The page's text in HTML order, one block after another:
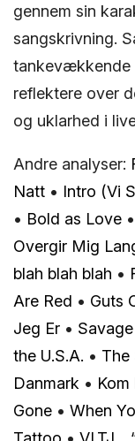
gennem sin
sangskrivning.
tankevækkende
reflektere over
og uklarhed i
Andre analyser:
Natt • Intro (Vi
• Bold as Love •
Overgir Mig
blah blah blah •
Are Red • Guts
Jeg Er •
the U.S.A. • The
Danmark • Kom
Gone • When